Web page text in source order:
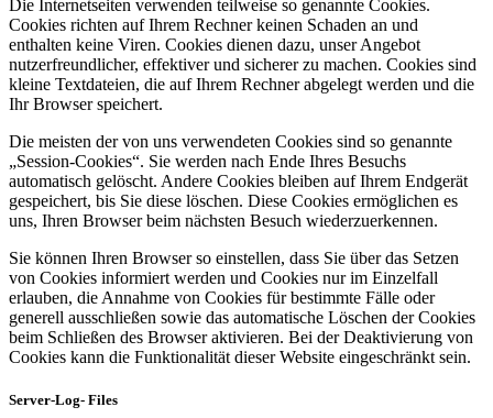
Die Internetseiten verwenden teilweise so genannte Cookies.
Cookies richten auf Ihrem Rechner keinen Schaden an und
enthalten keine Viren. Cookies dienen dazu, unser Angebot
nutzerfreundlicher, effektiver und sicherer zu machen. Cookies sind
kleine Textdateien, die auf Ihrem Rechner abgelegt werden und die
Ihr Browser speichert.
Die meisten der von uns verwendeten Cookies sind so genannte
„Session-Cookies“. Sie werden nach Ende Ihres Besuchs
automatisch gelöscht. Andere Cookies bleiben auf Ihrem Endgerät
gespeichert, bis Sie diese löschen. Diese Cookies ermöglichen es
uns, Ihren Browser beim nächsten Besuch wiederzuerkennen.
Sie können Ihren Browser so einstellen, dass Sie über das Setzen
von Cookies informiert werden und Cookies nur im Einzelfall
erlauben, die Annahme von Cookies für bestimmte Fälle oder
generell ausschließen sowie das automatische Löschen der Cookies
beim Schließen des Browser aktivieren. Bei der Deaktivierung von
Cookies kann die Funktionalität dieser Website eingeschränkt sein.
Server-Log- Files